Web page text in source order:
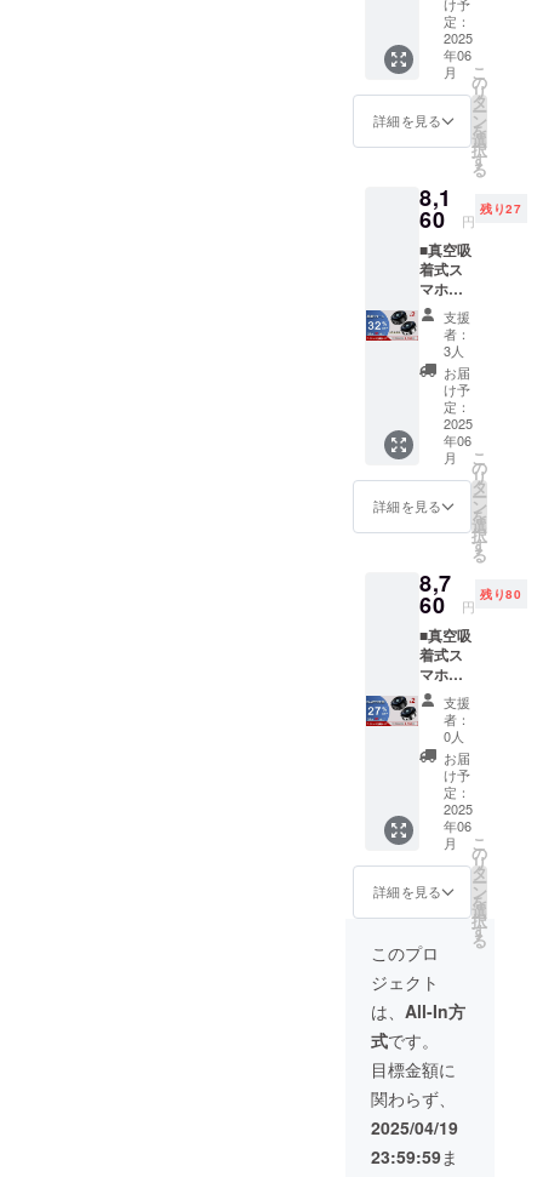
ださ
い。
いま
す。 ※
税・送
料込の
価格と
なりま
デザイ
ンに関
しまし
ては一
部変更
になる
可能性
もござ
いま
す。ご
了承く
ださ
い。
格6,000
円 ※カ
ラーは
ブラッ
ク、シ
ルバー
の2色か
らお選
だけま
す。 ※
お届け
時期
は、生
産、配
送状況
により
遅れる
可能性
もござ
いま
す。 ※
税・送
料込の
価格と
なりま
デザイ
ンに関
しまし
ては一
部変更
になる
可能性
もござ
いま
す。ご
了承く
ださ
い。
定：
2025
年06
月
詳細を見る
こ
の
リ
タ
ー
ン
を
選
択
す
る
8,1
60 円
残り27
■真空吸
着式ス
マホホ
ルダー
「X8」
×2 ※早
期リ
ター
ン/3月
末発送
※一般販
売予定
価格
12,000
円 ※早
期リ
は在庫
がなく
なり次
第終了
となり
ます。
※カラー
はブ
ラッ
ク、シ
ルバー
の2色か
らお選
びいた
だけま
す。 ※
お届け
産、配
送状況
により
遅れる
可能性
もござ
いま
す。 ※
税・送
料込の
価格と
なりま
支援
者：
3人
お届
け予
定：
2025
年06
月
詳細を見る
こ
の
リ
タ
ー
ン
を
選
択
す
る
8,7
60 円
残り80
■真空吸
着式ス
マホホ
ルダー
「X8」
×2 ※一
般販売
予定価
12,000
円 ※カ
ラーは
ブラッ
ク、シ
ルバー
の2色か
らお選
びいた
だけま
す。 ※
お届け
時期
は、生
産、配
送状況
により
遅れる
可能性
支援
者：
0人
お届
け予
定：
2025
年06
月
詳細を見る
こ
の
リ
タ
ー
ン
を
選
択
す
る
このプロ
ジェクト
は、 All-In方
式です。
目標金額に
関わらず、
2025/04/19
23:59:59ま